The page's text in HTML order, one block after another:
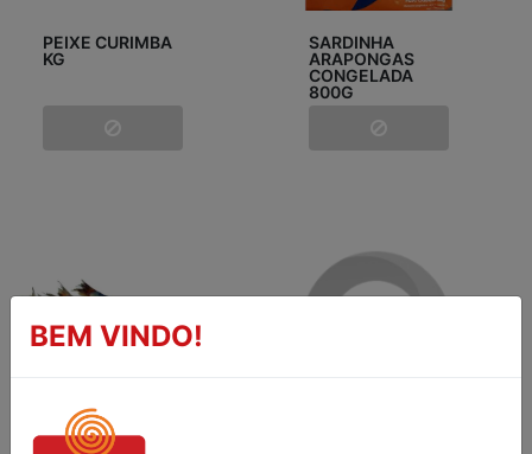
PEIXE CURIMBA
KG
SARDINHA
ARAPONGAS
CONGELADA
800G
BEM VINDO!